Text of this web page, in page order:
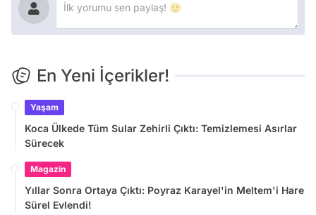
En Yeni İçerikler!
Yaşam
Koca Ülkede Tüm Sular Zehirli Çıktı: Temizlemesi Asırlar
Sürecek
Magazin
Yıllar Sonra Ortaya Çıktı: Poyraz Karayel'in Meltem'i Hare
Sürel Evlendi!